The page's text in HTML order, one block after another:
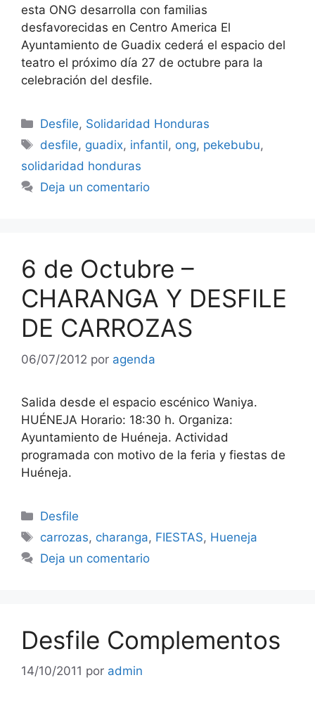
esta ONG desarrolla con familias
desfavorecidas en Centro America El
Ayuntamiento de Guadix cederá el espacio del
teatro el próximo día 27 de octubre para la
celebración del desfile.
Categorías
Desfile, Solidaridad Honduras
Etiquetas
desfile, guadix, infantil, ong, pekebubu,
solidaridad honduras
Deja un comentario
6 de Octubre –
CHARANGA Y DESFILE
DE CARROZAS
06/07/2012 por agenda
Salida desde el espacio escénico Waniya.
HUÉNEJA Horario: 18:30 h. Organiza:
Ayuntamiento de Huéneja. Actividad
programada con motivo de la feria y fiestas de
Huéneja.
Categorías
Desfile
Etiquetas
carrozas, charanga, FIESTAS, Hueneja
Deja un comentario
Desfile Complementos
14/10/2011 por admin